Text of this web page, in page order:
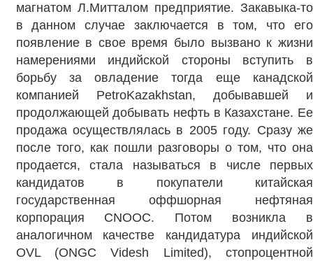
магнатом Л.Митталом предприятие. Закавыка-то
в данном случае заключается в том, что его
появление в свое время было вызвано к жизни
намерениями индийской стороны вступить в
борьбу за овладение тогда еще канадской
компанией PetroKazakhstan, добывавшей и
продолжающей добывать нефть в Казахстане. Ее
продажа осуществлялась в 2005 году. Сразу же
после того, как пошли разговоры о том, что она
продается, стала называться в числе первых
кандидатов в покупатели китайская
государственная оффшорная нефтяная
корпорация CNOOC. Потом возникла в
аналогичном качестве кандидатура индийской
OVL (ONGC Videsh Limited), стопроцентной